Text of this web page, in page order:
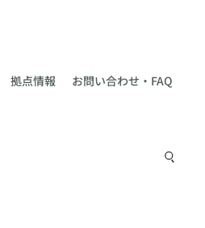
拠点情報 お問い合わせ・FAQ